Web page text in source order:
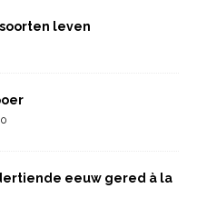
leven
0
eeuw gered à la